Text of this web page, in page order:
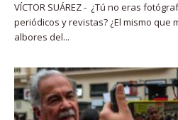
VÍCTOR SUÁREZ - ¿Tú no eras
periódicos y revistas? ¿El mismo que
albores del...